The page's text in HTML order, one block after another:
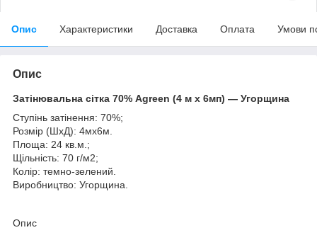
Опис Характеристики Доставка Оплата Умови
Опис
Затінювальна сітка 70% Agreen (4 м х 6мп) — Угорщина
Ступінь затінення: 70%;
Розмір (ШхД): 4мх6м.
Площа: 24 кв.м.;
Щільність: 70 г/м2;
Колір: темно-зелений.
Виробництво: Угорщина.
Опис